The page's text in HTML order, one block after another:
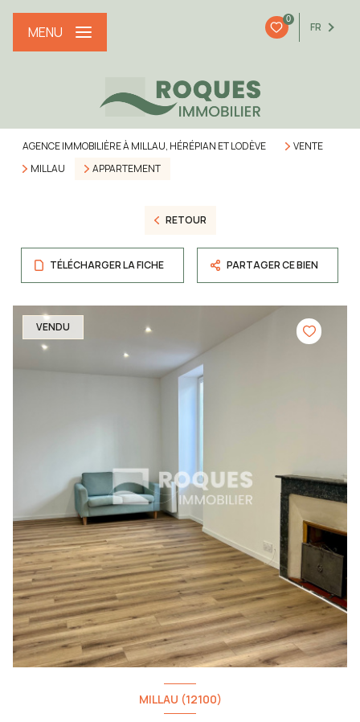
0
FR
MENU
AGENCE IMMOBILIÈRE À MILLAU, HÉRÉPIAN ET LODÈVE
VENTE
MILLAU
APPARTEMENT
RETOUR
TÉLÉCHARGER LA FICHE PARTAGER CE BIEN
VENDU
MILLAU (12100)